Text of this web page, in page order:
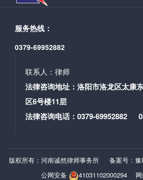
度日，对孩子的生活、教育、社保等事
悉心照顾孩子的饮食起居，面对被告的
逢要素式起诉状施行，过程中不乏波
后，案件进度迟迟没有动静，朱家涛律
院电话沟通，后案件正式立案并排
案件迎来第一次开庭，但被告未接收开
审未能顺利进行。无奈之下，案件只
感，透着“有事好商量”的温馨氛围，
重，又不失法律的庄严肃穆。由于前
服务热线：
0379-69952882
联系人：律师
法律咨询地址：洛阳市洛龙区太康
区6号楼11层
法律咨询电话：0379-69952882
版权所有：河南诚然律师事务所 备案号：豫
公网安备
41031102000294网